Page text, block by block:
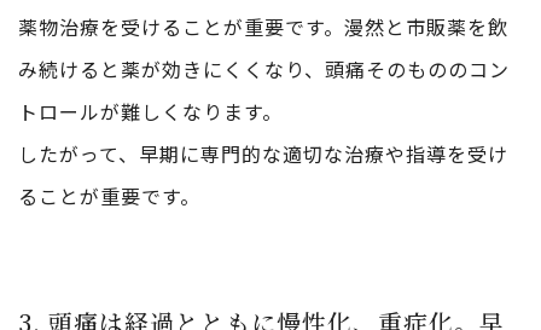
薬物治療を受けることが重要です。漫然と市販薬を飲
み続けると薬が効きにくくなり、頭痛そのもののコン
トロールが難しくなります。
したがって、早期に専門的な適切な治療や指導を受け
ることが重要です。
3. 頭痛は経過とともに慢性化、重症化。早